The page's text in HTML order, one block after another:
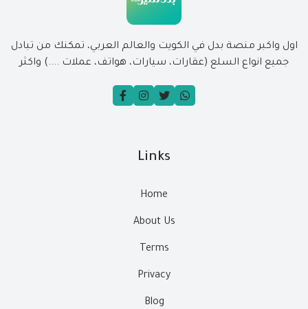
اول واكبر منصة بدل في الكويت والعالم العربي، تمكنك من تبادل
جميع انواع السلع (عقارات، سيارات، هواتف، عملات ....) واكثر
Links
Home
About Us
Terms
Privacy
Blog